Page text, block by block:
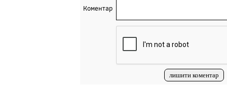
Коментар